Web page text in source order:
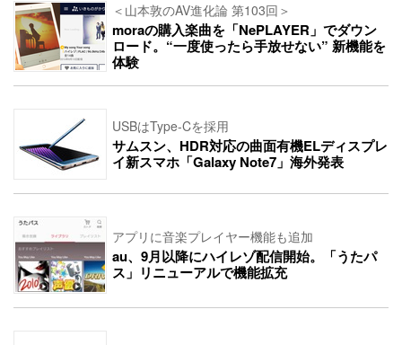
＜山本敦のAV進化論 第103回＞
moraの購入楽曲を「NePLAYER」でダウン
ロード。“一度使ったら手放せない” 新機能を
体験
USBはType-Cを採用
サムスン、HDR対応の曲面有機ELディスプレ
イ新スマホ「Galaxy Note7」海外発表
アプリに音楽プレイヤー機能も追加
au、9月以降にハイレゾ配信開始。「うたパ
ス」リニューアルで機能拡充